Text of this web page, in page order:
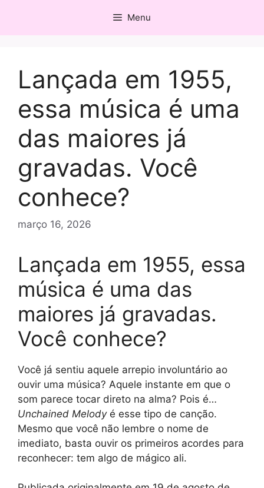
o
Menu
Lançada em 1955,
essa música é uma
das maiores já
gravadas. Você
conhece?
março 16, 2026
Lançada em 1955, essa
música é uma das
maiores já gravadas.
Você conhece?
Você já sentiu aquele arrepio involuntário ao
ouvir uma música? Aquele instante em que o
som parece tocar direto na alma? Pois é…
Unchained Melodyé esse tipo de canção.
Mesmo que você não lembre o nome de
imediato, basta ouvir os primeiros acordes para
reconhecer: tem algo de mágico ali.